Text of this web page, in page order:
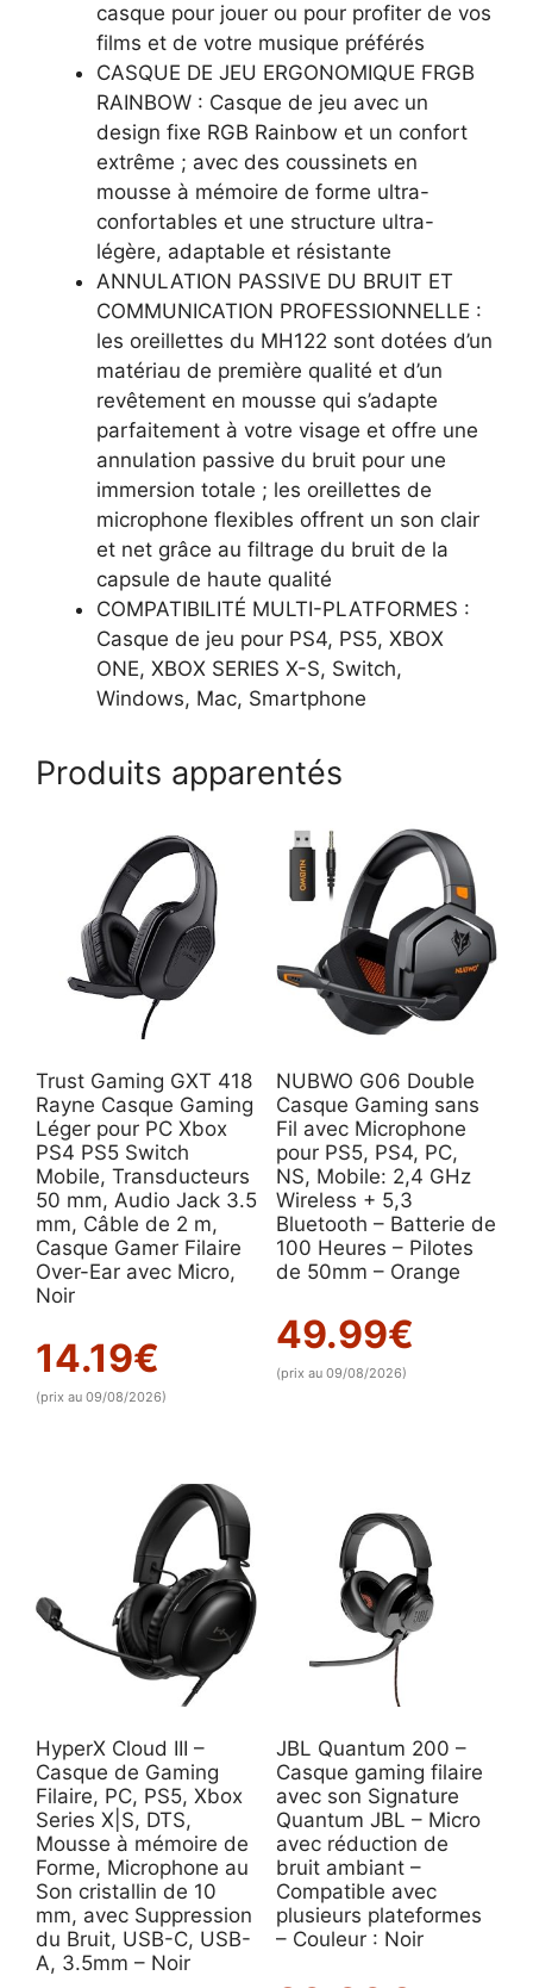
casque pour jouer ou pour profiter de vos
films et de votre musique préférés
CASQUE DE JEU ERGONOMIQUE FRGB
RAINBOW : Casque de jeu avec un
design fixe RGB Rainbow et un confort
extrême ; avec des coussinets en
mousse à mémoire de forme ultra-
confortables et une structure ultra-
légère, adaptable et résistante
ANNULATION PASSIVE DU BRUIT ET
COMMUNICATION PROFESSIONNELLE :
les oreillettes du MH122 sont dotées d’un
matériau de première qualité et d’un
revêtement en mousse qui s’adapte
parfaitement à votre visage et offre une
annulation passive du bruit pour une
immersion totale ; les oreillettes de
microphone flexibles offrent un son clair
et net grâce au filtrage du bruit de la
capsule de haute qualité
COMPATIBILITÉ MULTI-PLATFORMES :
Casque de jeu pour PS4, PS5, XBOX
ONE, XBOX SERIES X-S, Switch,
Windows, Mac, Smartphone
Produits apparentés
Trust Gaming GXT 418
Rayne Casque Gaming
Léger pour PC Xbox
PS4 PS5 Switch
Mobile, Transducteurs
50 mm, Audio Jack 3.5
mm, Câble de 2 m,
Casque Gamer Filaire
Over-Ear avec Micro,
Noir
14.19€
(prix au 09/08/2026)
NUBWO G06 Double
Casque Gaming sans
Fil avec Microphone
pour PS5, PS4, PC,
NS, Mobile: 2,4 GHz
Wireless + 5,3
Bluetooth – Batterie de
100 Heures – Pilotes
de 50mm – Orange
49.99€
(prix au 09/08/2026)
HyperX Cloud III –
Casque de Gaming
Filaire, PC, PS5, Xbox
Series X|S, DTS,
Mousse à mémoire de
Forme, Microphone au
Son cristallin de 10
mm, avec Suppression
du Bruit, USB-C, USB-
A, 3.5mm – Noir
JBL Quantum 200 –
Casque gaming filaire
avec son Signature
Quantum JBL – Micro
avec réduction de
bruit ambiant –
Compatible avec
plusieurs plateformes
– Couleur : Noir